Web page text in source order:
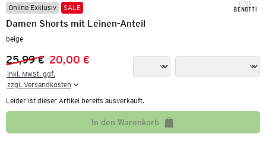
Online Exklusiv SALE
Damen Shorts mit Leinen-Anteil
beige
Vorheriger Preis:
25,99 €
Neuer Preis:20,00 €
inkl. MwSt. ggf.
zzgl. Versandkosten
Leider ist dieser Artikel bereits ausverkauft.
In den Warenkorb